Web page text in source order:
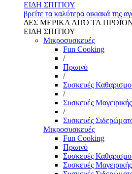
ΕΙΔΗ ΣΠΙΤΙΟΥ
βρείτε τα καλύτερα οικιακά της
ΔΕΣ ΜΕΡΙΚΑ ΑΠΌ ΤΑ
ΕΙΔΗ ΣΠΙΤΙΟΥ
Μικροσυσκευές
Fun Cooking
/
Πρωινό
/
Συσκευές
/
Συσκευές Μαγειρικής
/
Συσκευές
Μικροσυσκευές
Fun Cooking
Πρωινό
Συσκευές
Συσκευές Μαγειρικής